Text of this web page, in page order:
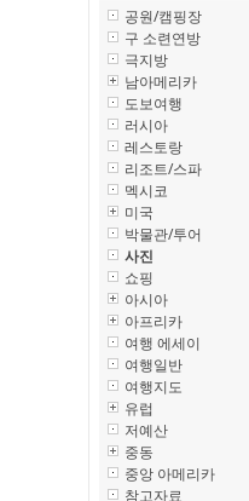
공원/캠핑장
구 소련연방
극지방
남아메리카
도보여행
러시아
레스토랑
리조트/스파
멕시코
미국
박물관/투어
사진
쇼핑
아시아
아프리카
여행 에세이
여행일반
여행지도
유럽
저예산
중동
중앙 아메리카
참고자료